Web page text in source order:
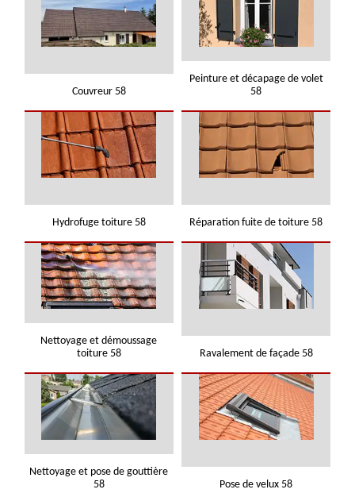
Couvreur 58
Peinture et décapage de volet
58
Hydrofuge toiture 58 Réparation fuite de toiture 58
Nettoyage et démoussage
toiture 58
Ravalement de façade 58
Nettoyage et pose de gouttière
58
Pose de velux 58